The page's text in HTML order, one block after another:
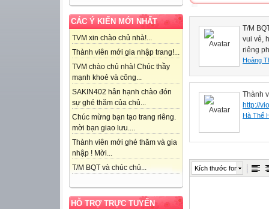
CÁC Ý KIẾN MỚI NHẤT
TVM xin chào chủ nhà!...
Thành viên mới gia nhập trang!...
TVM chào chủ nhà! Chúc thầy
mạnh khoẻ và công...
SAKIN402 hân hạnh chào đón
sự ghé thăm của chủ...
Chúc mừng bạn tạo trang riêng.
mời bạn giao lưu....
Thành viên mới ghé thăm và gia
nhập ! Mời...
T/M BQT và chúc chủ...
HỖ TRỢ TRỰC TUYẾN
T/M
vui vẻ,
riêng
Hoàng
Thành
http://
Hà Thế
Kích thước font